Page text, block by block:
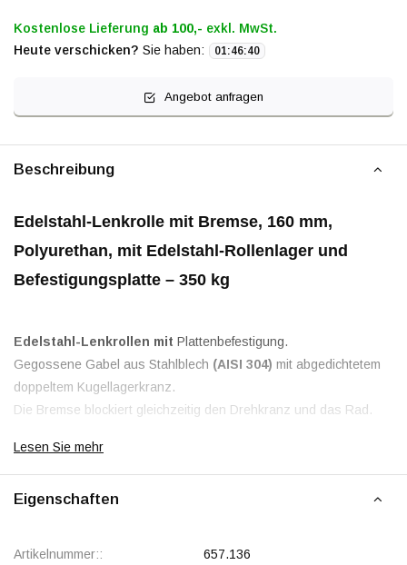
Kostenlose Lieferung ab 100,- exkl. MwSt.
Heute verschicken? Sie haben: 01:46:40
Angebot anfragen
Beschreibung
Edelstahl-Lenkrolle mit Bremse, 160 mm,
Polyurethan, mit Edelstahl-Rollenlager und
Befestigungsplatte – 350 kg
Edelstahl-Lenkrollen mit Plattenbefestigung.
Gegossene Gabel aus Stahlblech (AISI 304) mit abgedichtetem
doppeltem Kugellagerkranz.
Die Bremse blockiert gleichzeitig den Drehkranz und das Rad.
aufgespritzt auf eine weiße Polyamid-Felge mit einem Edelstahl-
Rollenlager.
Rabatt ab 12 Stück
, siehe Staffelpreise oder kontaktieren Sie
Lesen Sie mehr
Eigenschaften
Artikelnummer:: 657.136